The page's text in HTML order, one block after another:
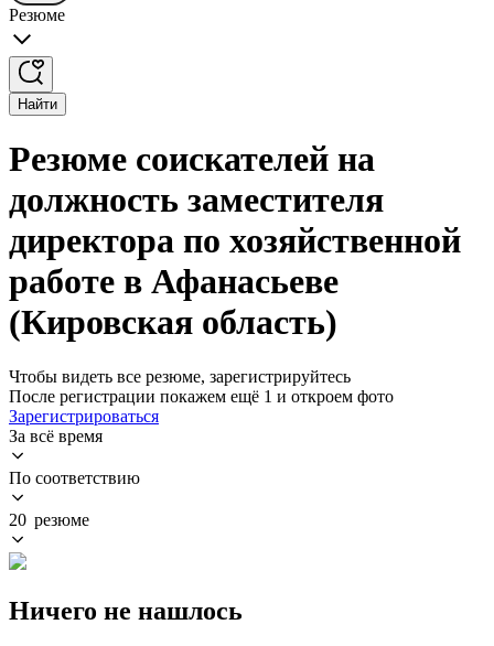
Резюме
Найти
Резюме соискателей на
должность заместителя
директора по хозяйственной
работе в Афанасьеве
(Кировская область)
Чтобы видеть все резюме, зарегистрируйтесь
После регистрации покажем ещё 1 и откроем фото
Зарегистрироваться
За всё время
По соответствию
20 резюме
Ничего не нашлось